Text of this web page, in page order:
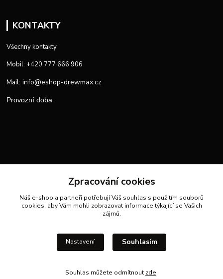
KONTAKTY
Všechny kontakty
Mobil: +420 777 666 906
Mail: info@eshop-drewmax.cz
Provozní doba
Zpracování cookies
Náš e-shop a partneři potřebují Váš souhlas s použitím souborů
cookies, aby Vám mohli zobrazovat informace týkající se Vašich
zájmů.
Nastavení Souhlasím
Souhlas můžete odmítnout zde.